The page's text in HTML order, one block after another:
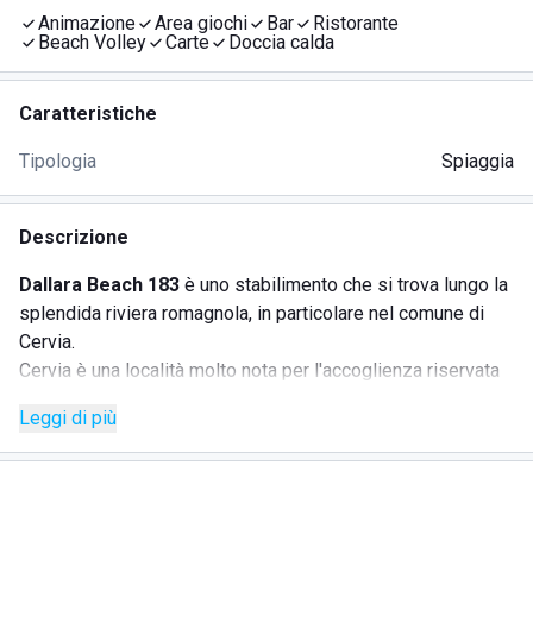
Animazione Area giochi Bar
Ristorante
Beach Volley
Carte Doccia calda
Caratteristiche
Tipologia Spiaggia
Descrizione
Dallara Beach 183 è uno stabilimento che si trova lungo la
splendida riviera romagnola, in particolare nel comune di
Cervia.
Cervia è una località molto nota per l'accoglienza riservata
particolari.
La prima è la bellissima e rigogliosa pineta, dove potersi
Leggi di più